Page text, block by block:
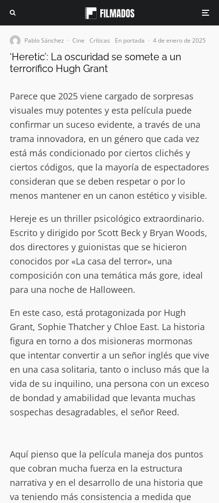
Pablo Sánchez · Cine Críticas En portada · 4 de enero de 2025
‘Heretic’: La oscuridad se somete a un
terrorífico Hugh Grant
Parece que 2025 viene cargado de sorpresas
visuales muy potentes y esta película puede
confirmar un suceso evidente, a través de una
trama innovadora, en un género que cada vez
está más condicionado por ciertos clichés y
ciertos códigos, que la mayoría de espectadores
consideran que se deben respetar o por lo
menos mantener en un canon estético y visible.
Hereje es un thriller psicológico extraordinario.
Escrito y dirigido por Scott Beck y Bryan Woods,
dos directores y guionistas que se hicieron
conocidos por «La casa del terror», una
composición con una temática más gore, ideal
para una noche de Halloween.
En este caso, está protagonizada por Hugh
Grant, Sophie Thatcher y Chloe East. La historia
figura en torno a dos misioneras mormonas
que intentar convertir a un señor inglés que vive
en una casa solitaria, tanto o incluso más que la
vida de su inquilino, una persona con un exceso
de bondad y amabilidad que levanta muchas
sospechas desagradables, el señor Reed.
Aquí pienso que la película maneja dos puntos
que cobran mucha fuerza en la estructura
narrativa y en el desarrollo de una historia que
va teniendo más consistencia a medida que